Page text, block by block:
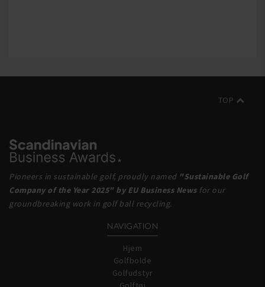
Pioneers in sustainable golf, proudly named "Sustainable Golf
Company of the Year 2025" by EU Business Newsfor our
groundbreaking work in golf ball recycling.
TOP
NAVIGATION
Hjem
Golfbolde
Golfudstyr